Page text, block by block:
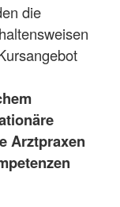
die
Arztpraxen